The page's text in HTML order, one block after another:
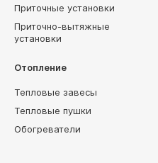
Приточные установки
Приточно-вытяжные
установки
Отопление
Тепловые завесы
Тепловые пушки
Обогреватели